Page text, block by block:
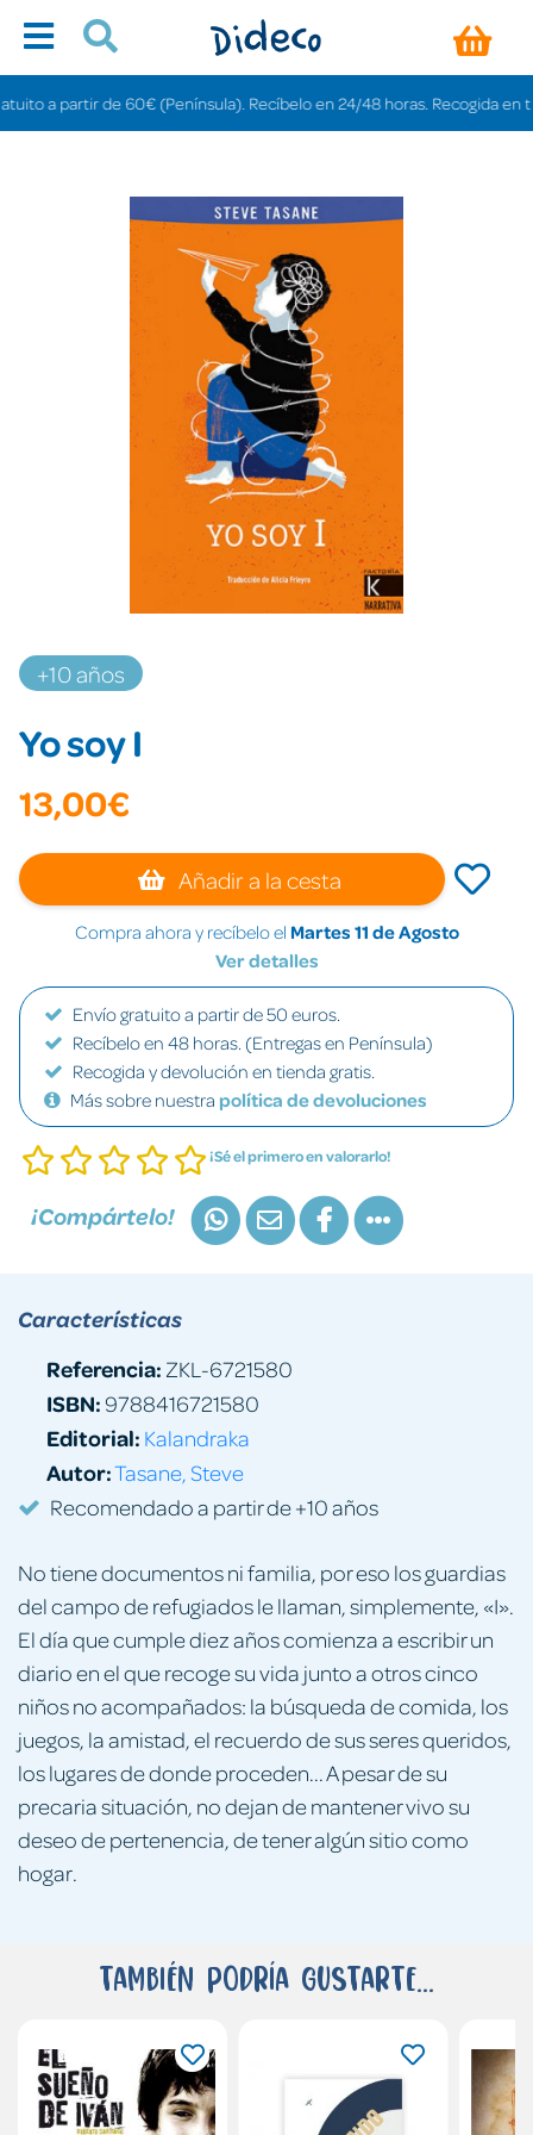
a partir de 60€ (Península). Recíbelo en 24/48 horas. Recogida en
+10 años
Yo soy I
13,00€
Añadir a la cesta
Compra ahora y recíbelo el Martes 11 de Agosto
Ver detalles
Envío gratuito a partir de 50 euros.
Recíbelo en 48 horas. (Entregas en Península)
Recogida y devolución en tienda gratis.
Más sobre nuestra política de devoluciones
¡Sé el primero en valorarlo!
¡Compártelo!
No tiene documentos ni familia, por eso los guardias
del campo de refugiados le llaman, simplemente, «I».
El día que cumple diez años comienza a escribir un
diario en el que recoge su vida junto a otros cinco
niños no acompañados: la búsqueda de comida, los
juegos, la amistad, el recuerdo de sus seres queridos,
los lugares de donde proceden... A pesar de su
precaria situación, no dejan de mantener vivo su
deseo de pertenencia, de tener algún sitio como
hogar.
Características
Referencia: ZKL-6721580
ISBN:9788416721580
Editorial: Kalandraka
Autor:Tasane, Steve
Recomendado a partir de +10 años
También podría gustarte...